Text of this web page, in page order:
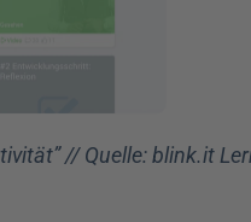
// Quelle: blink.it